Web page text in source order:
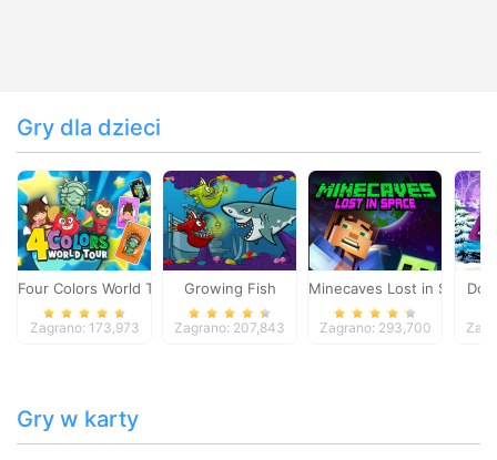
Gry dla dzieci
Four Colors World Tour
Zagrano: 173,973
Growing Fish
Zagrano: 207,843
Minecaves Lost in Space
Zagrano: 293,700
Gry w karty